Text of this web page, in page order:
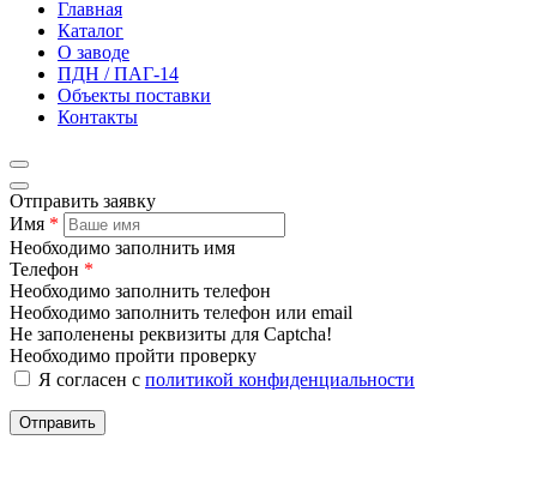
Главная
Каталог
О заводе
ПДН / ПАГ-14
Объекты поставки
Контакты
Отправить заявку
Имя *
Необходимо заполнить имя
Телефон *
Необходимо заполнить телефон
Необходимо заполнить телефон или email
Не заполенены реквизиты для Captcha!
Необходимо пройти проверку
Я согласен с политикой конфиденциальности
Отправить